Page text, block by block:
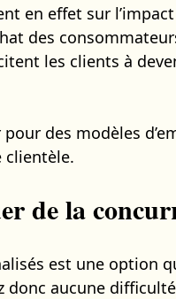
en effet sur
des
les clients à
des modèles
clientèle.
de la
est une option
donc aucune